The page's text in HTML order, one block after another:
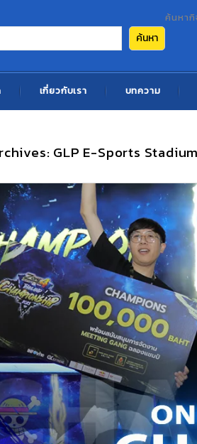
ค้นหา
ค้นหา
เกี่ยวกับเรา บทความ
GLP E-Sports Stadium